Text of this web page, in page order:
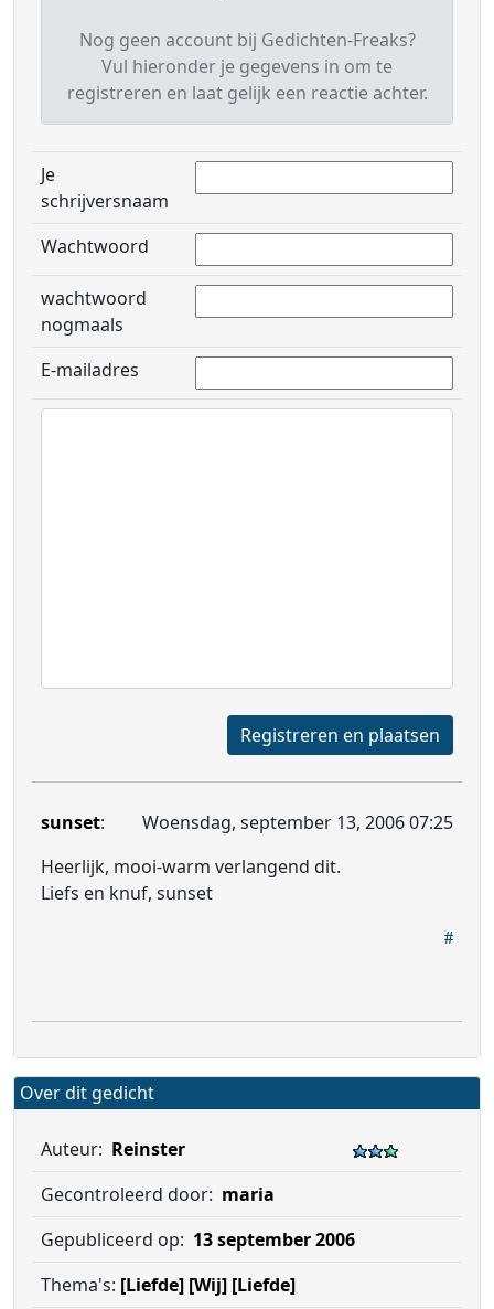
Nog geen account bij Gedichten-Freaks?
Vul hieronder je gegevens in om te
registreren en laat gelijk een reactie achter.
Je
schrijversnaam
Wachtwoord
wachtwoord
nogmaals
E-mailadres
Registreren en plaatsen
sunset:
Woensdag, september 13, 2006 07:25
Heerlijk, mooi-warm verlangend dit.
Liefs en knuf, sunset
Over dit gedicht
Auteur: Reinster
Gecontroleerd door: maria
Gepubliceerd op: 13 september 2006
Thema's: [Liefde] [Wij] [Liefde]